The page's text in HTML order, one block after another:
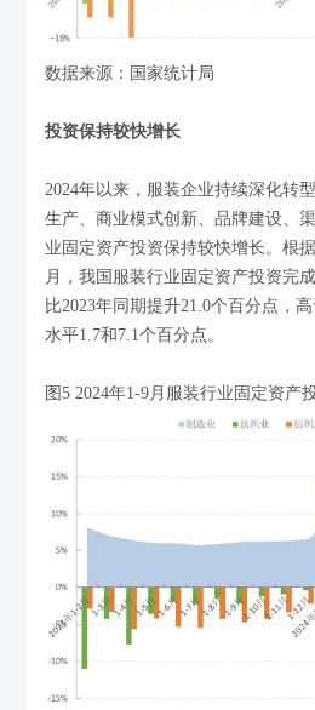
数据来源：国家统计局
投资保持较快增长
2024年以来，服装企业持续深化转
生产、商业模式创新、品牌建设、
业固定资产投资保持较快增长。根
月，我国服装行业固定资产投资完
比2023年同期提升21.0个百分点，
水平1.7和7.1个百分点。
图5 2024年1-9月服装行业固定资产